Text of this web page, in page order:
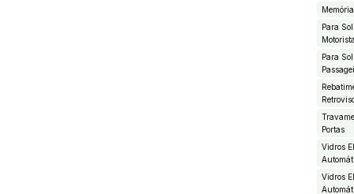
Para
Para
Portas
Vidros
Vidros